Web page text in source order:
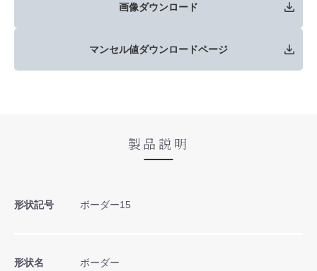
画像ダウンロード
マンセル値ダウンロードページ
製品説明
形状記号 ボーダー15
形状名 ボーダー